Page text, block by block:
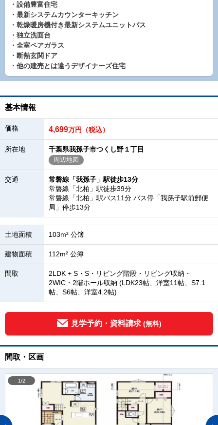
・設備豊富住宅
・最新システムカウンターキッチン
・乾燥暖房機付き最新システムユニットバス
・独立洗面台
・全室ペアガラス
・断熱玄関ドア
・他の建売とは違うデザイナーズ住宅
基本情報
価格 4,699万円（税込）
所在地 千葉県我孫子市つくし野１丁目
周辺地図
交通
常磐線「我孫子」駅徒歩13分
常磐線「北柏」駅徒歩39分
常磐線「北柏」駅バス11分 バス停「我孫子駅前郵便
局」停歩13分
土地面積 103m² 公簿
建物面積 112m² 公簿
間取
2LDK + S・S・リビング階段・リビング収納・
2WIC・2階ホール収納 (LDK23帖、洋室11帖、S7.1
帖、S6帖、洋室4.2帖)
見学予約・資料請求 (無料)
間取・区画
1/2